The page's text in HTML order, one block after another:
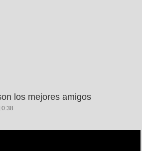
los mejores amigos